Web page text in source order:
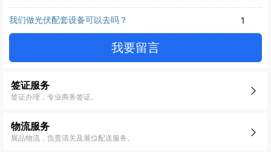
我们做光伏配套设备可以去吗？ 1
我要留言
签证服务
签证办理，专业商务签证。
物流服务
展品物流，负责清关及展位配送服务。